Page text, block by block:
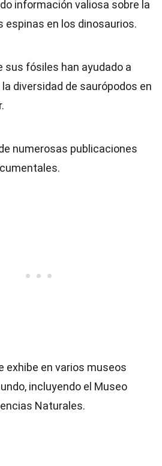
información valiosa sobre la
espinas en los dinosaurios.
sus fósiles han ayudado a
diversidad de saurópodos en
numerosas publicaciones
exhibe en varios museos
incluyendo el Museo
Naturales.